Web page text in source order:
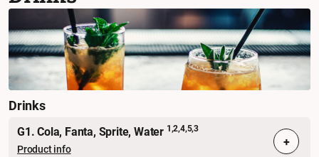
Drinks
G1. Cola, Fanta, Sprite, Water 1,2,4,5,3
Product info +